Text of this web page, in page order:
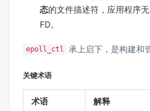
态的文件描述符，应用程序
FD。
epoll_ctl 承上启下，是构建和
关键术语
术语 解释